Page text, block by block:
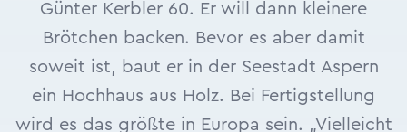
Günter Kerbler 60. Er will dann kleinere
Brötchen backen. Bevor es aber damit
soweit ist, baut er in der Seestadt Aspern
ein Hochhaus aus Holz. Bei Fertigstellung
wird es das größte in Europa sein. „Vielleicht